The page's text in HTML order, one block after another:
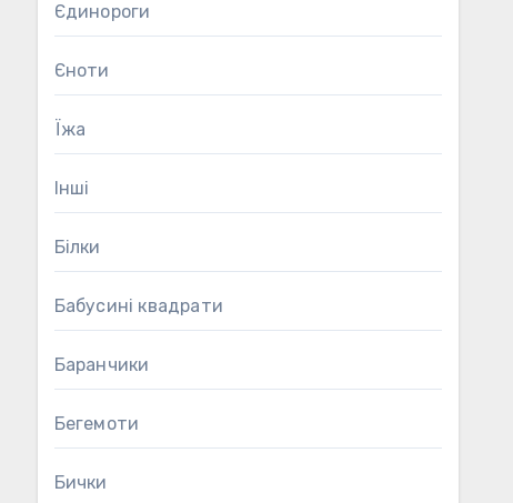
Єдинороги
Єноти
Їжа
Інші
Білки
Бабусині квадрати
Баранчики
Бегемоти
Бички